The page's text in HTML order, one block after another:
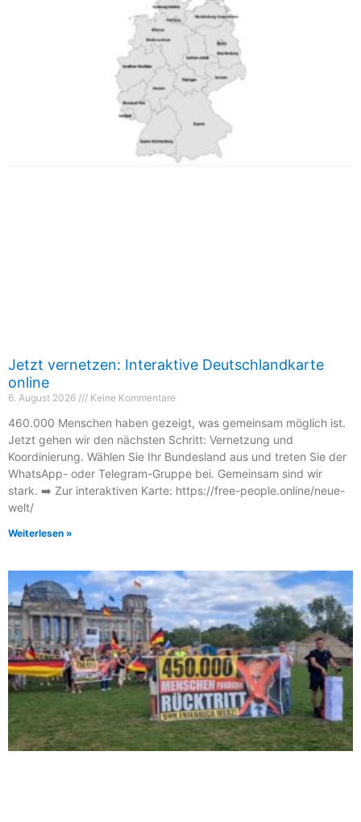
Jetzt vernetzen: Interaktive Deutschlandkarte
online
6. August 2026 Keine Kommentare
460.000 Menschen haben gezeigt, was gemeinsam möglich ist.
Jetzt gehen wir den nächsten Schritt: Vernetzung und
Koordinierung. Wählen Sie Ihr Bundesland aus und treten Sie der
WhatsApp- oder Telegram-Gruppe bei. Gemeinsam sind wir
stark. ➡️ Zur interaktiven Karte: https://free-people.online/neue-
welt/
Weiterlesen »